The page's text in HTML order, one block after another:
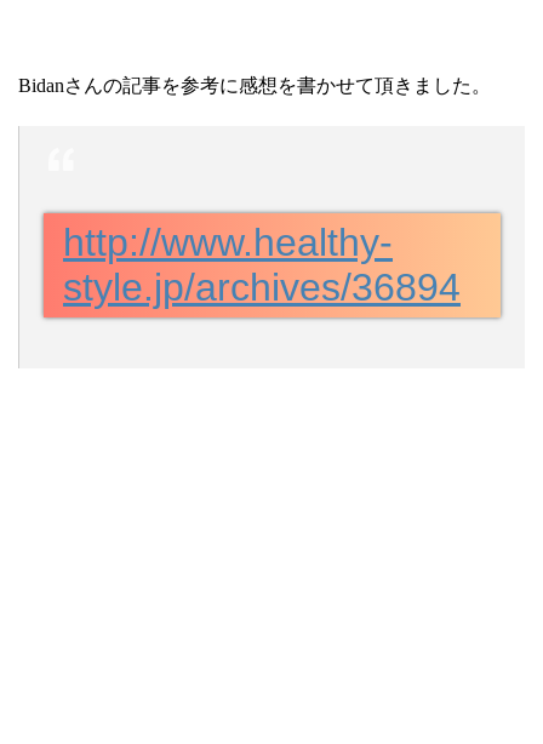
Bidanさんの記事を参考に感想を書かせて頂きました。
http://www.healthy-
style.jp/archives/36894